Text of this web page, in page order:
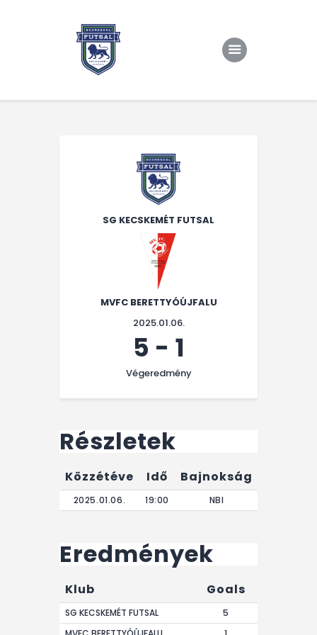
Eredmények, csapat
KapcsolatSG KECSKEMÉT FUTSAL
MVFC BERETTYÓÚJFALU
2025.01.06.
5 - 1
Végeredmény
Részletek
Közzétéve Idő Bajnokság
2025.01.06. 19:00 NBI
Eredmények
Klub Goals
SG KECSKEMÉT FUTSAL
5